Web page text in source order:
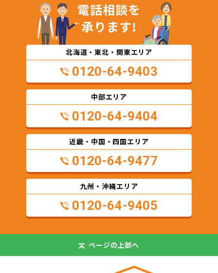
電話相談を
承ります!
北海道・東北・関東エリア
0120-64-9403
中部エリア
0120-64-9404
近畿・中国・四国エリア
0120-64-9477
九州・沖縄エリア
0120-64-9405
ページの上部へ